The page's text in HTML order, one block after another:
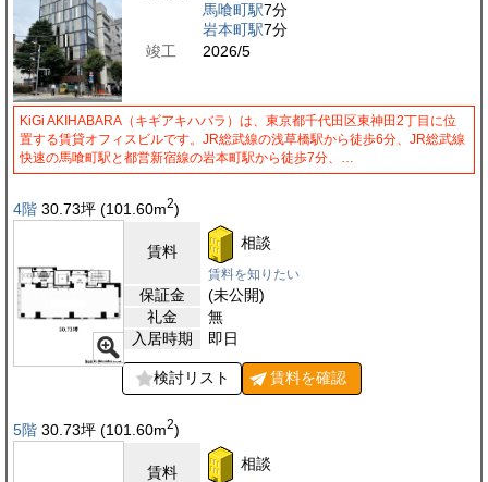
馬喰町駅7分
岩本町駅7分
竣工
2026/5
KiGi AKIHABARA（キギアキハバラ）は、東京都千代田区東神田2丁目に位
置する賃貸オフィスビルです。JR総武線の浅草橋駅から徒歩6分、JR総武線
快速の馬喰町駅と都営新宿線の岩本町駅から徒歩7分、…
4階 30.73坪 (101.60m2)
賃料 相談
賃料を知りたい
保証金
(未公開)
礼金
無
入居時期
即日
検討リスト 賃料を確認
5階 30.73坪 (101.60m2)
賃料 相談